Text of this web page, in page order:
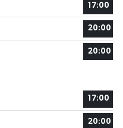
17:00
20:00
20:00
17:00
20:00